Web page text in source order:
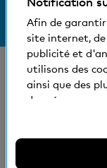
Medias
Social et
+41 (0)800
Aide et contact
Nos
© Banque
Conditions
La Banque
Afin de
site internet,
publicité et
utilisons des
ainsi que des
données vous
transmises à
technologies